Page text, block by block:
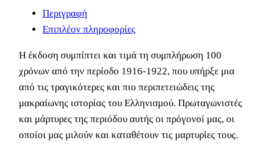
Περιγραφή
Επιπλέον πληροφορίες
Η έκδοση συμπίπτει και τιμά τη συμπλήρωση 100
χρόνων από την περίοδο 1916-1922, που υπήρξε μια
από τις τραγικότερες και πιο περιπετειώδεις της
μακραίωνης ιστορίας του Ελληνισμού. Πρωταγωνιστές
και μάρτυρες της περιόδου αυτής οι πρόγονοί μας, οι
οποίοι μας μιλούν και καταθέτουν τις μαρτυρίες τους.